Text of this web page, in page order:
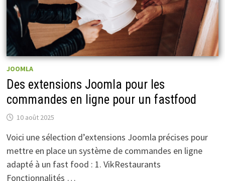
JOOMLA
Des extensions Joomla pour les
commandes en ligne pour un fastfood
10 août 2025
Voici une sélection d’extensions Joomla précises pour
mettre en place un système de commandes en ligne
adapté à un fast food : 1. VikRestaurants
Fonctionnalités …